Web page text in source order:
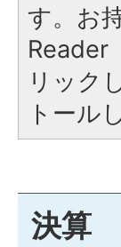
す。お
Reader
リック
トール
決算